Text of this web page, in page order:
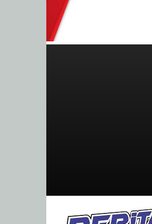
BeritaBalap.com